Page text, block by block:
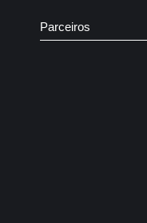
Parceiros